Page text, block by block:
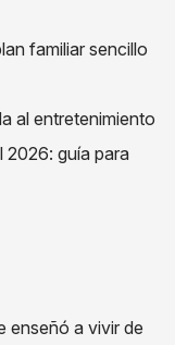
familiar sencillo
al entretenimiento
2026: guía para
enseñó a vivir de